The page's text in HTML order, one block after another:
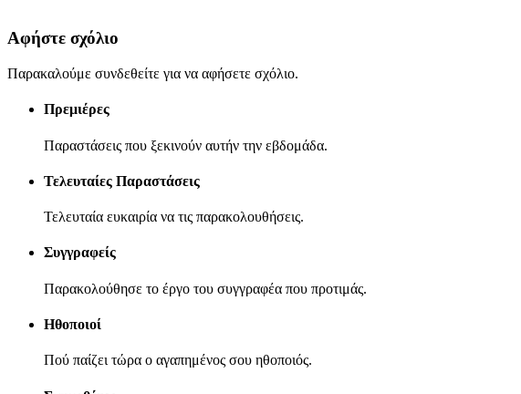
Αφήστε σχόλιο
Παρακαλούμε συνδεθείτε για να αφήσετε σχόλιο.
Πρεμιέρες
Παραστάσεις που ξεκινούν αυτήν την εβδομάδα.
Τελευταίες Παραστάσεις
Τελευταία ευκαιρία να τις παρακολουθήσεις.
Συγγραφείς
Παρακολούθησε το έργο του συγγραφέα που προτιμάς.
Ηθοποιοί
Πού παίζει τώρα ο αγαπημένος σου ηθοποιός.